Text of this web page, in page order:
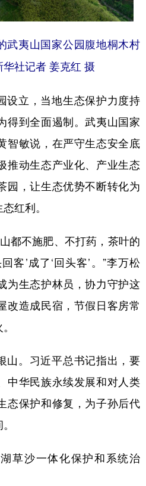
武夷山国家公园腹地桐木村
社记者 姜克红 摄
设立，当地生态保护力度持
得到全面遏制。武夷山国家
智敏说，在严守生态安全底
推动生态产业化、产业生态
园，让生态优势不断转化为
红利。
都不施肥、不打药，茶叶的
客’成了‘回头客’。”李万松
为生态护林员，协力守护这
改造成民宿，节假日客房常
山。习近平总书记指出，要
中华民族永续发展和对人类
态保护和修复，为子孙后代
草沙一体化保护和系统治